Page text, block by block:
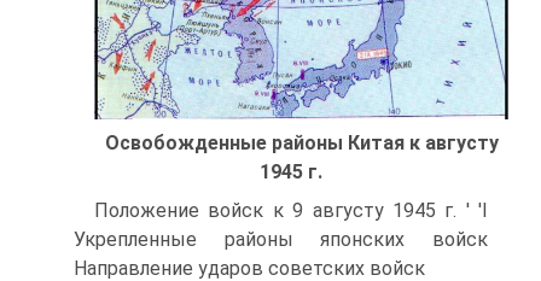
Освобожденные районы Китая к августу
1945 г.
Положение войск к 9 августу 1945 г. ' 'I
Укрепленные районы японских войск
Направление ударов советских войск